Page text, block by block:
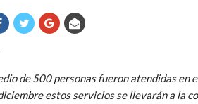
de 500 personas fueron atendidas en
estos servicios se llevarán a la